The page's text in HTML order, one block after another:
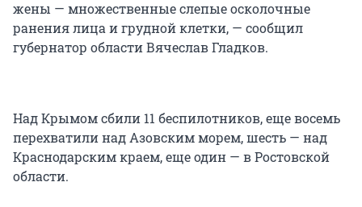
жены — множественные слепые осколочные
ранения лица и грудной клетки, — сообщил
губернатор области Вячеслав Гладков.
Над Крымом сбили 11 беспилотников, еще восемь
перехватили над Азовским морем, шесть — над
Краснодарским краем, еще один — в Ростовской
области.